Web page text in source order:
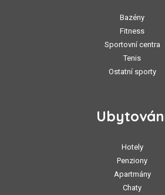
Bazény
Fitness
Sportovní centra
Tenis
Ostatní sporty
Hotely
Penziony
Apartmány
Chaty